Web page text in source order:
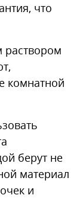
что
раствором
комнатной
берут не
материал
и